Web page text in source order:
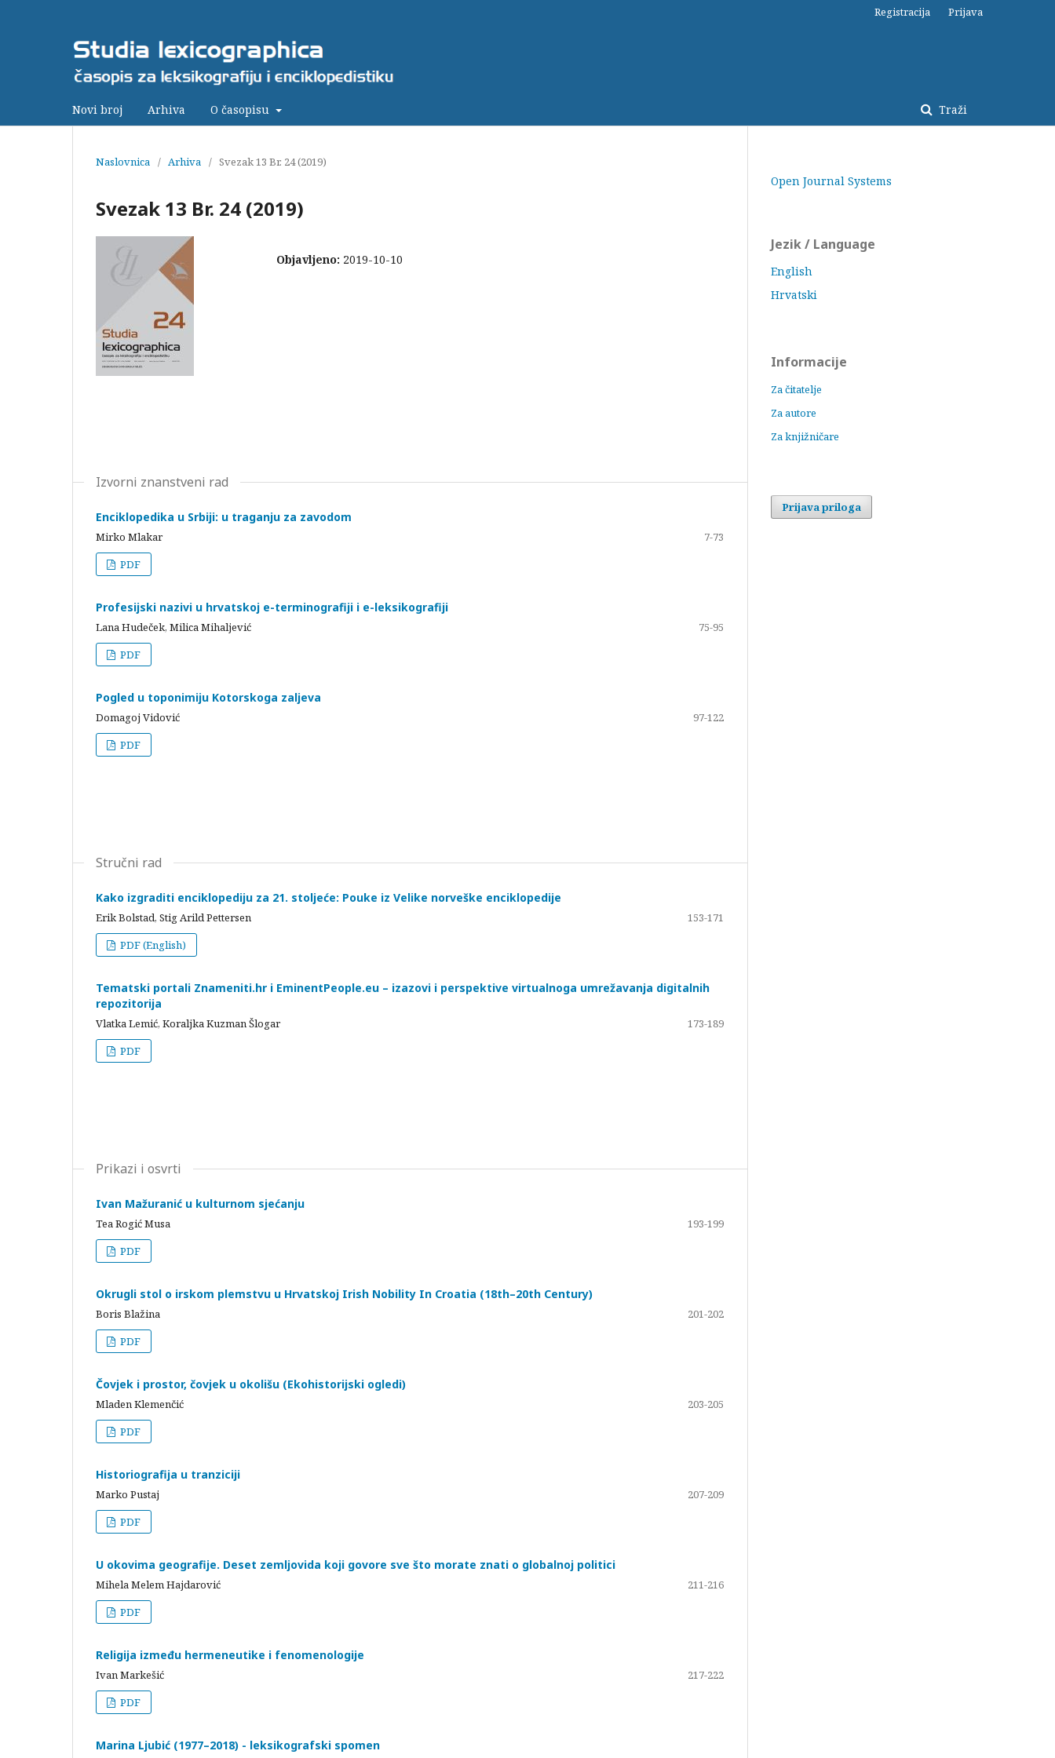
Novi broj Arhiva O časopisu Traži
Registracija Prijava
Naslovnica / Arhiva / Svezak 13 Br. 24 (2019)
Svezak 13 Br. 24 (2019)
Objavljeno: 2019-10-10
Izvorni znanstveni rad
Enciklopedika u Srbiji: u traganju za zavodom
Mirko Mlakar
7-73
PDF
Profesijski nazivi u hrvatskoj e-terminografiji i e-leksikografiji
Lana Hudeček, Milica Mihaljević
75-95
PDF
Pogled u toponimiju Kotorskoga zaljeva
Domagoj Vidović
97-122
PDF
Stručni rad
Kako izgraditi enciklopediju za 21. stoljeće: Pouke iz Velike norveške enciklopedije
Erik Bolstad, Stig Arild Pettersen
153-171
PDF (English)
Tematski portali Znameniti.hr i EminentPeople.eu – izazovi i perspektive virtualnoga umrežavanja digitalnih
repozitorija
Vlatka Lemić, Koraljka Kuzman Šlogar
173-189
PDF
Prikazi i osvrti
Ivan Mažuranić u kulturnom sjećanju
Tea Rogić Musa
193-199
PDF
Okrugli stol o irskom plemstvu u Hrvatskoj Irish Nobility In Croatia (18th–20th Century)
Boris Blažina
201-202
PDF
Čovjek i prostor, čovjek u okolišu (Ekohistorijski ogledi)
Mladen Klemenčić
203-205
PDF
Historiografija u tranziciji
Marko Pustaj
207-209
PDF
U okovima geografije. Deset zemljovida koji govore sve što morate znati o globalnoj politici
Mihela Melem Hajdarović
211-216
PDF
Religija između hermeneutike i fenomenologije
Ivan Markešić
217-222
PDF
Marina Ljubić (1977–2018) - leksikografski spomen
Open Journal Systems
Jezik / Language
English
Hrvatski
Informacije
Za čitatelje
Za autore
Za knjižničare
Prijava priloga